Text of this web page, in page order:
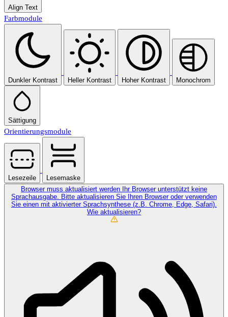
Align Text
Farbmodule
Dunkler Kontrast Heller Kontrast Hoher Kontrast Monochrom
Sättigung
Orientierungsmodule
Lesezeile
Lesemaske
Browser muss aktualisiert werden
Ihr Browser unterstützt keine
Sprachausgabe. Bitte aktualisieren Sie Ihren Browser oder verwenden
Sie einen mit aktivierter Sprachsynthese (z.B. Chrome, Edge, Safari).
Wie aktualisieren?